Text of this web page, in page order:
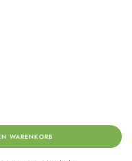
WARENKORB